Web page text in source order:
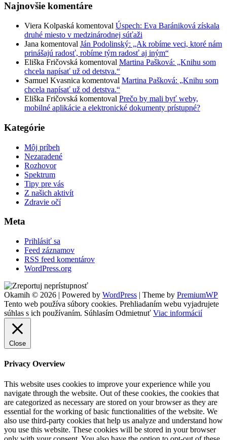
Najnovšie komentáre
Viera Kolpaská komentoval Úspech: Eva Barániková získala
druhé miesto v medzinárodnej súťaži
Jana komentoval Ján Podolinský: „Ak robíme veci, ktoré nám
prinášajú radosť, robíme tým radosť aj iným“
Eliška Fričovská komentoval Martina Pašková: „Knihu som
chcela napísať už od detstva.“
Samuel Kvasnica komentoval Martina Pašková: „Knihu som
chcela napísať už od detstva.“
Eliška Fričovská komentoval Prečo by mali byť weby,
mobilné aplikácie a elektronické dokumenty prístupné?
Kategórie
Môj príbeh
Nezaradené
Rozhovor
Spektrum
Tipy pre vás
Z našich aktivít
Zdravie očí
Meta
Prihlásiť sa
Feed záznamov
RSS feed komentárov
WordPress.org
Footer
Widgets
Okamih © 2026 | Powered by WordPress | Theme by PremiumWP
Tento web používa súbory cookies. Prehliadaním webu vyjadrujete
súhlas s ich používaním. Súhlasím Odmietnuť Viac informácií
Close
Privacy Overview
This website uses cookies to improve your experience while you
navigate through the website. Out of these cookies, the cookies that
are categorized as necessary are stored on your browser as they are
essential for the working of basic functionalities of the website. We
also use third-party cookies that help us analyze and understand how
you use this website. These cookies will be stored in your browser